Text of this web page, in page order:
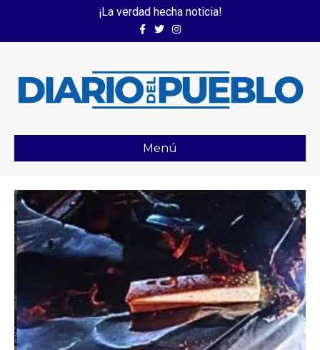
¡La verdad hecha noticia!
FacebookTwitterInstagram
Menú